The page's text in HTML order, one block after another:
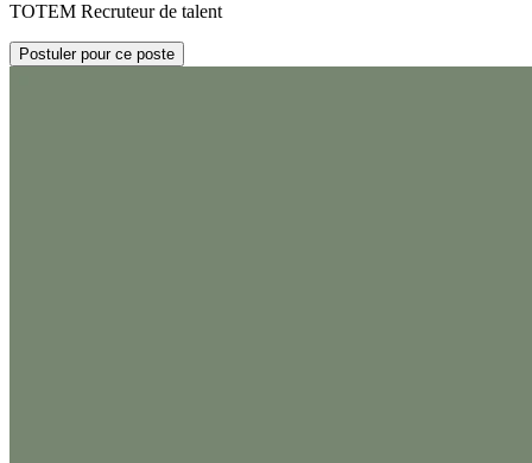
TOTEM Recruteur de talent
Postuler pour ce poste